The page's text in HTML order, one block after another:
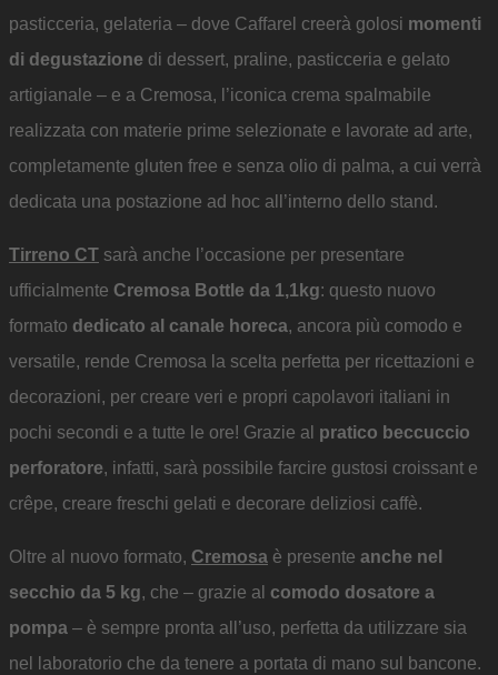
pasticceria, gelateria – dove Caffarel creerà golosi momenti
di degustazione di dessert, praline, pasticceria e gelato
artigianale – e a Cremosa, l’iconica crema spalmabile
realizzata con materie prime selezionate e lavorate ad arte,
completamente gluten free e senza olio di palma, a cui verrà
dedicata una postazione ad hoc all’interno dello stand.
Tirreno CT sarà anche l’occasione per presentare
ufficialmente Cremosa Bottle da 1,1kg: questo nuovo
formato dedicato al canale horeca, ancora più comodo e
versatile, rende Cremosa la scelta perfetta per ricettazioni e
decorazioni, per creare veri e propri capolavori italiani in
pochi secondi e a tutte le ore! Grazie al pratico beccuccio
perforatore, infatti, sarà possibile farcire gustosi croissant e
crêpe, creare freschi gelati e decorare deliziosi caffè.
Oltre al nuovo formato, Cremosa è presente anche nel
secchio da 5 kg, che – grazie al comodo dosatore a
pompa – è sempre pronta all’uso, perfetta da utilizzare sia
nel laboratorio che da tenere a portata di mano sul bancone.